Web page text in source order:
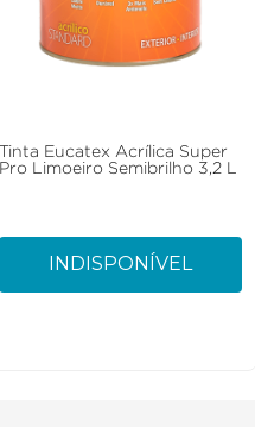
Tinta Eucatex Acrílica Super
Pro Limoeiro Semibrilho 3,2 L
INDISPONÍVEL